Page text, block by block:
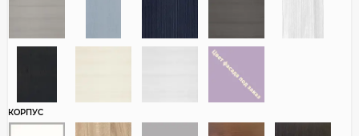
КОРПУС